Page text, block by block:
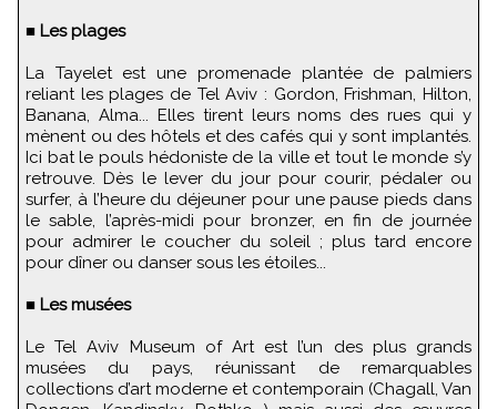
■ Les plages
La Tayelet est une promenade plantée de palmiers
reliant les plages de Tel Aviv : Gordon, Frishman, Hilton,
Banana, Alma... Elles tirent leurs noms des rues qui y
mènent ou des hôtels et des cafés qui y sont implantés.
Ici bat le pouls hédoniste de la ville et tout le monde s’y
retrouve. Dès le lever du jour pour courir, pédaler ou
surfer, à l’heure du déjeuner pour une pause pieds dans
le sable, l’après-midi pour bronzer, en fin de journée
pour admirer le coucher du soleil ; plus tard encore
pour dîner ou danser sous les étoiles...
■ Les musées
Le Tel Aviv Museum of Art est l’un des plus grands
musées du pays, réunissant de remarquables
collections d’art moderne et contemporain (Chagall, Van